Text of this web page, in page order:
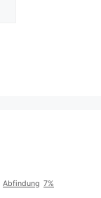
Abfindung 7%